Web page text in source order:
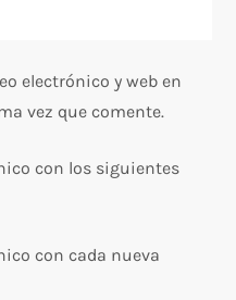
electrónico y web en
vez que comente.
con los siguientes
con cada nueva